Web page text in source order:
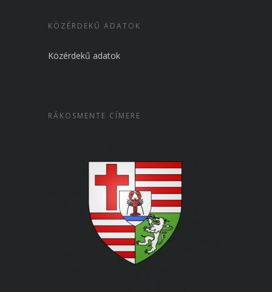
KÖZÉRDEKŰ ADATOK
Közérdekű adatok
RÁKOSMENTE CÍMERE